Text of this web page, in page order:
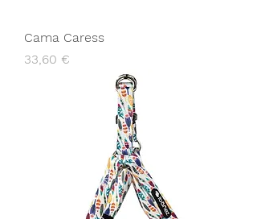
Cama Caress
Preço
33,60 €